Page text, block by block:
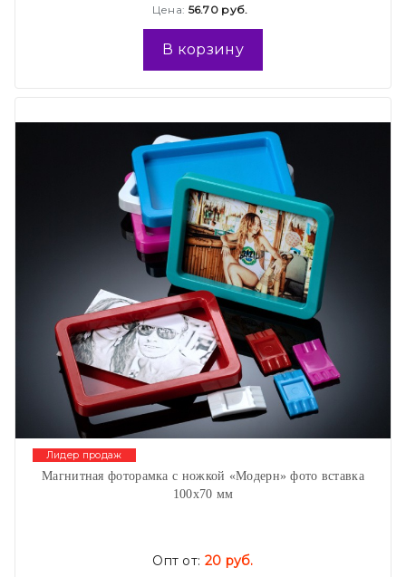
Цена: 56.70 руб.
В корзину
Лидер продаж
Магнитная фоторамка с ножкой «Модерн» фото вставка
100х70 мм
Опт от: 20 руб.